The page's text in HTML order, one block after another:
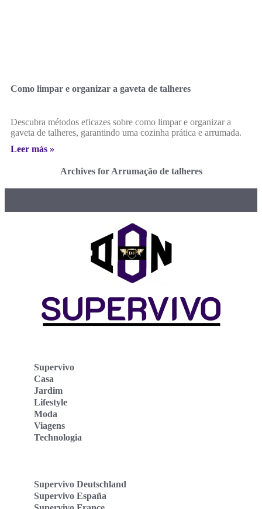
Como limpar e organizar a gaveta de talheres
Descubra métodos eficazes sobre como limpar e organizar a
gaveta de talheres, garantindo uma cozinha prática e arrumada.
Leer más »
Archives for Arrumação de talheres
Supervivo
Casa
Jardim
Lifestyle
Moda
Viagens
Technologia
Supervivo Deutschland
Supervivo España